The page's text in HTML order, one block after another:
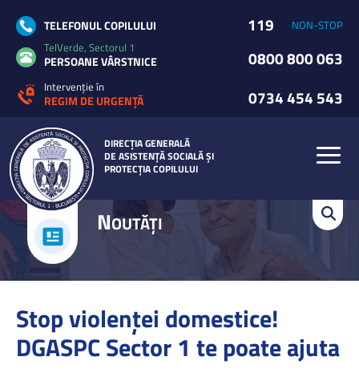
DIRECȚIA GENERALĂ
DE ASISTENȚĂ SOCIALĂ ȘI
PROTECȚIA COPILULUI
TELEFONUL COPILULUI 119
NON-STOP
TelVerde, Sectorul 1
PERSOANE VÂRSTNICE 0800 800 063
Intervenție în
REGIM DE URGENȚĂ 0734 454 543
NOUTĂȚI
Stop violenței domestice!
DGASPC Sector 1 te poate ajuta